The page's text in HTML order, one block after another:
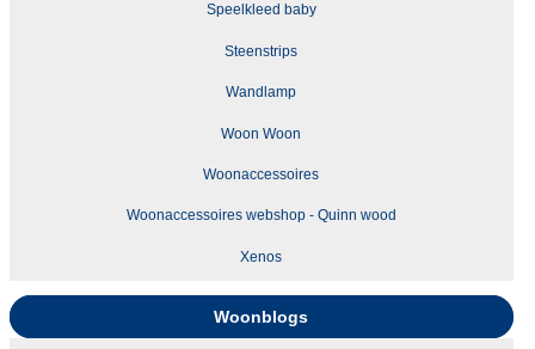
Speelkleed baby
Steenstrips
Wandlamp
Woon Woon
Woonaccessoires
Woonaccessoires webshop - Quinn wood
Xenos
Woonblogs